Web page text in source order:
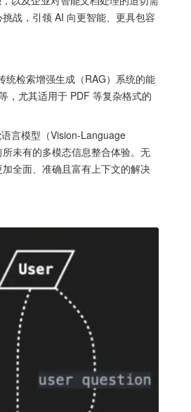
战，引领 AI 向更智能、更具包容
，尤其适用于 PDF 等复杂格式的
未有的多模态信息整合体验。无
全面、准确且富有上下文的解决